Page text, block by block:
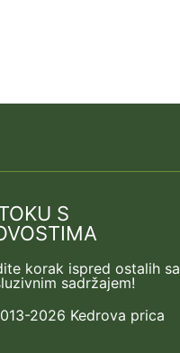
S
korak ispred ostalih sa
sadržajem!
2026 Kedrova prica